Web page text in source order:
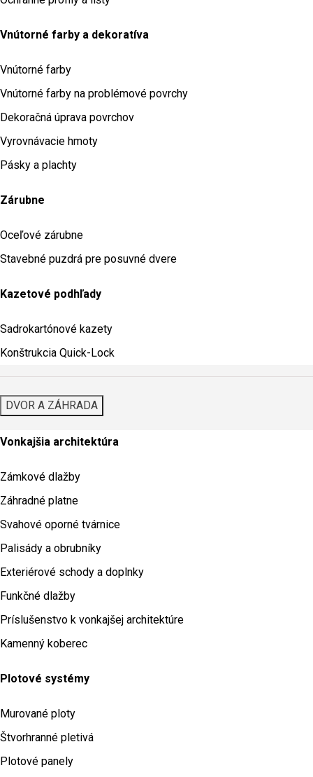
Vnútorné farby a dekoratíva
Vnútorné farby
Vnútorné farby na problémové povrchy
Dekoračná úprava povrchov
Vyrovnávacie hmoty
Pásky a plachty
Zárubne
Oceľové zárubne
Stavebné puzdrá pre posuvné dvere
Kazetové podhľady
Sadrokartónové kazety
Konštrukcia Quick-Lock
DVOR A ZÁHRADA
Vonkajšia architektúra
Zámkové dlažby
Záhradné platne
Svahové oporné tvárnice
Palisády a obrubníky
Exteriérové schody a doplnky
Funkčné dlažby
Príslušenstvo k vonkajšej architektúre
Kamenný koberec
Plotové systémy
Murované ploty
Štvorhranné pletivá
Plotové panely